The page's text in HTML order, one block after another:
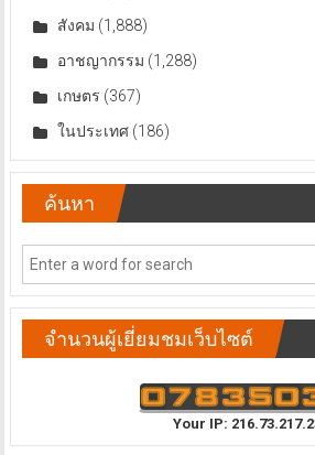
สังคม (1,888)
อาชญากรรม (1,288)
เกษตร (367)
ในประเทศ(186)
ค้นหา
จำนวนผู้เยี่ยมชมเว็บไซต์
Your IP: